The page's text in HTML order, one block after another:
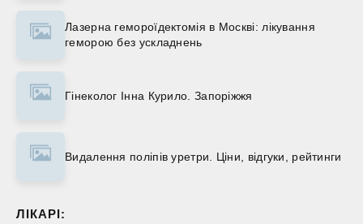
Лазерна гемороїдектомія в Москві: лікування
геморою без ускладнень
Гінеколог Інна Курило. Запоріжжя
Видалення поліпів уретри. Ціни, відгуки, рейтинги
ЛІКАРІ: